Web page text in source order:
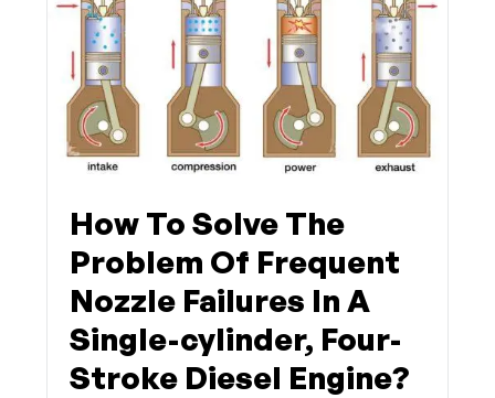
How To Solve The
Problem Of Frequent
Nozzle Failures In A
Single-cylinder, Four-
Stroke Diesel Engine?